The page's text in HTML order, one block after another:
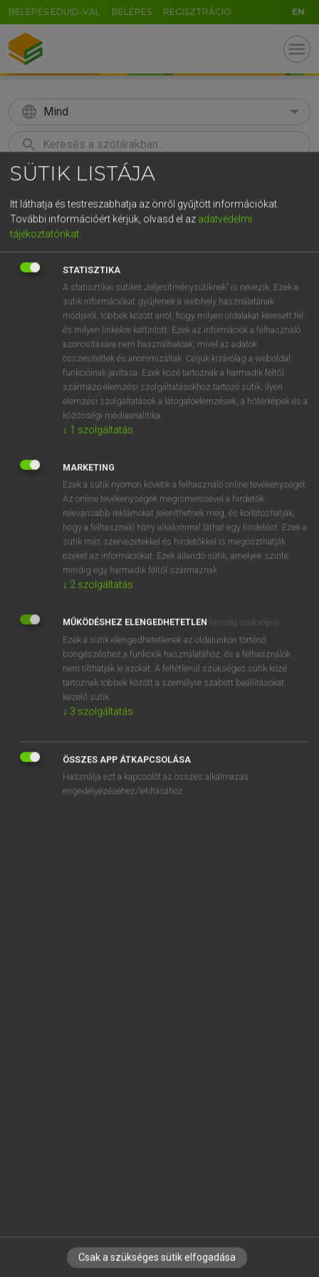
BELÉPÉS EDUID-VAL BELÉPÉS REGISZTRÁCIÓ EN
menu
language Mind
search
KERESÉS
Európai uniós terminológiai szótár
VAN ELŐFIZETÉSED?
Van előfizetésem a teljes szócikk megtekintéséhez.
BELÉPÉS
NINCS ELŐFIZETÉSED?
Nincs regisztrációm és előfizetésem. A szótár 2 órás,
díjmentes próbaverziójának elindításához regisztrálok és
belépek.
REGISZTRÁCIÓ
EURÓPAI UNIÓS TERMINOLÓGIAI SZÓTÁR
Kapcsolódó anyagok
enquête épidémiologique
enquête épizootiologique
enquête exécutée de manière exhaustive
IRATKOZZ FEL HÍRLEVELÜNKRE!
SÜTIK LISTÁJA
Itt láthatja és testreszabhatja az önről gyűjtött információkat.
További információért kérjük, olvasd el az adatvédelmi
tájékoztatónkat.
STATISZTIKA
A statisztikai sütiket „teljesítménysütiknek” is nevezik. Ezek a
sütik információkat gyűjtenek a webhely használatának
módjáról, többek között arról, hogy milyen oldalakat keresett fel
és milyen linkekre kattintott. Ezek az információk a felhasználó
azonosítására nem használhatóak, mivel az adatok
összesítettek és anonimizáltak. Céljuk kizárólag a weboldal
funkcióinak javítása. Ezek közé tartoznak a harmadik féltől
származó elemzési szolgáltatásokhoz tartozó sütik; ilyen
elemzési szolgáltatások a látogatóelemzések, a hőtérképek és a
közösségi médiaanalitika.
↓ 1 szolgáltatás
MARKETING
Ezek a sütik nyomon követik a felhasználó online tevékenységét.
Az online tevékenységek megismerésével a hirdetők
relevánsabb reklámokat jeleníthetnek meg, és korlátozhatják,
hogy a felhasználó hány alkalommal láthat egy hirdetést. Ezek a
sütik más szervezetekkel és hirdetőkkel is megoszthatják
ezeket az információkat. Ezek állandó sütik, amelyek szinte
mindig egy harmadik féltől származnak.
↓ 2 szolgáltatás
MŰKÖDÉSHEZ ELENGEDHETETLEN (mindig szükséges)
Ezek a sütik elengedhetetlenek az oldalunkon történő
böngészéshez,a funkciók használatához, és a felhasználók
nem tilthatják le azokat. A feltétlenül szükséges sütik közé
tartoznak többek között a személyre szabott beállításokat
kezelő sütik.
↓ 3 szolgáltatás
ÖSSZES APP ÁTKAPCSOLÁSA
Használja ezt a kapcsolót az összes alkalmazás
engedélyezéséhez/letiltásához.
Csak a szükséges sütik elfogadása
GR
t z u i o p
g h j k l é á ű Ω
n m , . AltGr